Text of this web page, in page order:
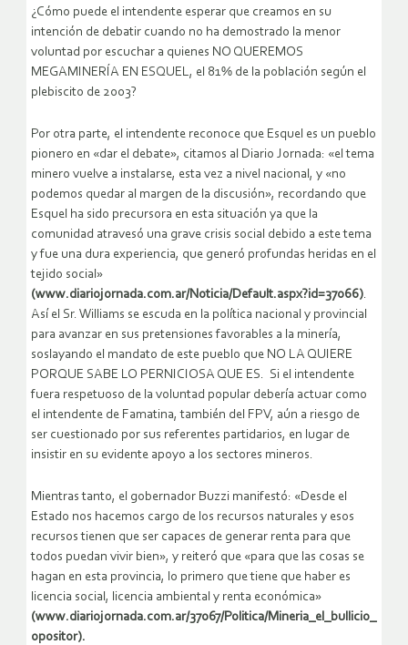
¿Cómo puede el intendente esperar que creamos en su
intención de debatir cuando no ha demostrado la menor
voluntad por escuchar a quienes NO QUEREMOS
MEGAMINERÍA EN ESQUEL, el 81% de la población según el
plebiscito de 2003?
Por otra parte, el intendente reconoce que Esquel es un pueblo
pionero en «dar el debate», citamos al Diario Jornada: «el tema
minero vuelve a instalarse, esta vez a nivel nacional, y «no
podemos quedar al margen de la discusión», recordando que
Esquel ha sido precursora en esta situación ya que la
comunidad atravesó una grave crisis social debido a este tema
y fue una dura experiencia, que generó profundas heridas en el
tejido social»
(www.diariojornada.com.ar/Noticia/Default.aspx?id=37066).
Así el Sr. Williams se escuda en la política nacional y provincial
para avanzar en sus pretensiones favorables a la minería,
soslayando el mandato de este pueblo que NO LA QUIERE
PORQUE SABE LO PERNICIOSA QUE ES. Si el intendente
fuera respetuoso de la voluntad popular debería actuar como
el intendente de Famatina, también del FPV, aún a riesgo de
ser cuestionado por sus referentes partidarios, en lugar de
insistir en su evidente apoyo a los sectores mineros.
Mientras tanto, el gobernador Buzzi manifestó: «Desde el
Estado nos hacemos cargo de los recursos naturales y esos
recursos tienen que ser capaces de generar renta para que
todos puedan vivir bien», y reiteró que «para que las cosas se
hagan en esta provincia, lo primero que tiene que haber es
licencia social, licencia ambiental y renta económica»
(www.diariojornada.com.ar/37067/Politica/Mineria_el_bullicio_
opositor).